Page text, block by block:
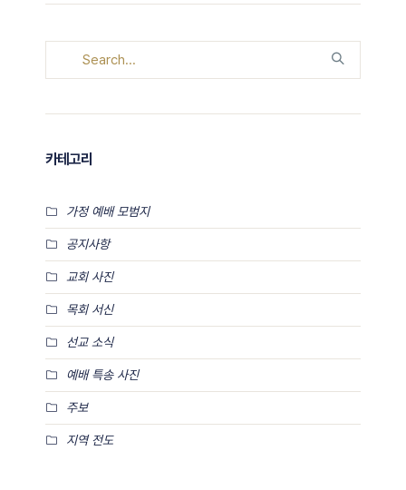
카테고리
가정 예배 모범지
공지사항
교회 사진
목회 서신
선교 소식
예배 특송 사진
주보
지역 전도